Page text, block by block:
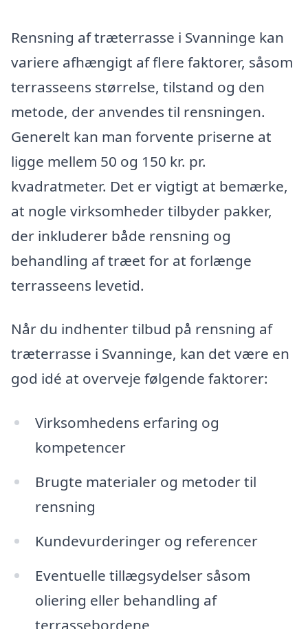
Rensning af træterrasse i Svanninge kan
variere afhængigt af flere faktorer, såsom
terrasseens størrelse, tilstand og den
metode, der anvendes til rensningen.
Generelt kan man forvente priserne at
ligge mellem 50 og 150 kr. pr.
kvadratmeter. Det er vigtigt at bemærke,
at nogle virksomheder tilbyder pakker,
der inkluderer både rensning og
behandling af træet for at forlænge
terrasseens levetid.
Når du indhenter tilbud på rensning af
træterrasse i Svanninge, kan det være en
god idé at overveje følgende faktorer:
Virksomhedens erfaring og
kompetencer
Brugte materialer og metoder til
rensning
Kundevurderinger og referencer
Eventuelle tillægsydelser såsom
oliering eller behandling af
terrassebordene